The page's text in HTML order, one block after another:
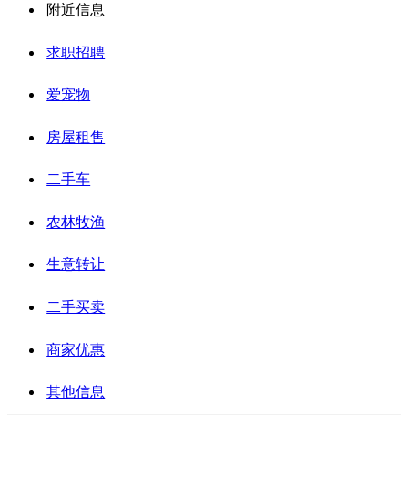
附近信息
求职招聘
爱宠物
房屋租售
二手车
农林牧渔
生意转让
二手买卖
商家优惠
其他信息